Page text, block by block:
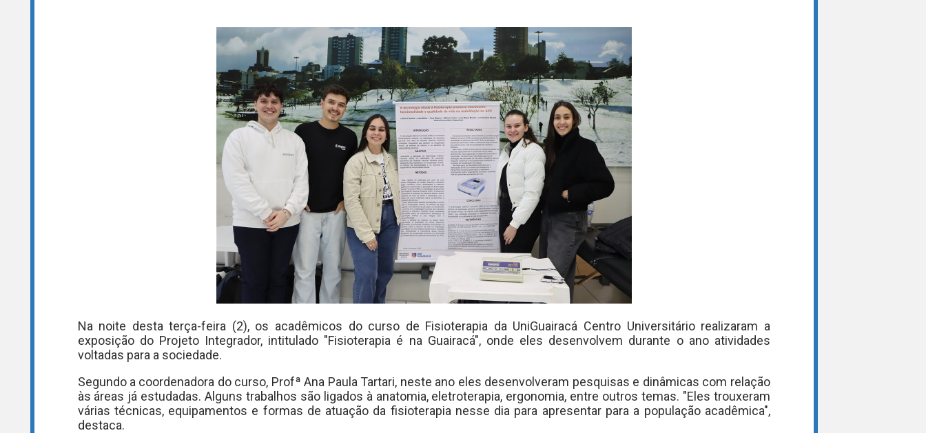
Na noite desta terça-feira (2), os acadêmicos do curso de Fisioterapia da UniGuairacá Centro Universitário realizaram a
exposição do Projeto Integrador, intitulado "Fisioterapia é na Guairacá", onde eles desenvolvem durante o ano atividades
voltadas para a sociedade.
Segundo a coordenadora do curso, Profª Ana Paula Tartari, neste ano eles desenvolveram pesquisas e dinâmicas com relação
às áreas já estudadas. Alguns trabalhos são ligados à anatomia, eletroterapia, ergonomia, entre outros temas. "Eles trouxeram
várias técnicas, equipamentos e formas de atuação da fisioterapia nesse dia para apresentar para a população acadêmica",
destaca.